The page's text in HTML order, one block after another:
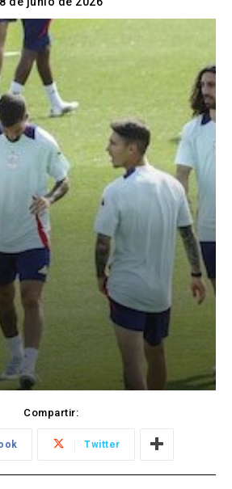
Compartir:
Twitter